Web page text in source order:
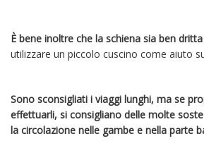
È bene inoltre che la schiena sia ben dritta
utilizzare un piccolo cuscino come aiuto
Sono sconsigliati i viaggi lunghi, ma se
effettuarli, si consigliano delle molte
la circolazione nelle gambe e nella parte